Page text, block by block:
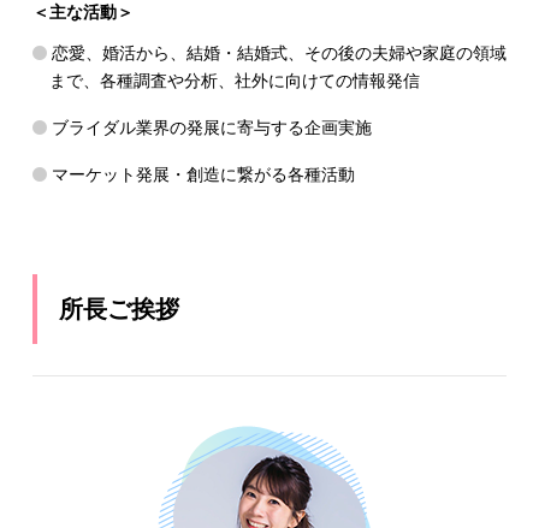
＜主な活動＞
恋愛、婚活から、結婚・結婚式、その後の夫婦や家庭の領域
まで、各種調査や分析、社外に向けての情報発信
ブライダル業界の発展に寄与する企画実施
マーケット発展・創造に繋がる各種活動
所長ご挨拶